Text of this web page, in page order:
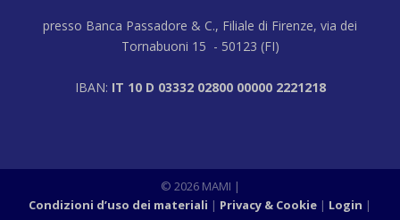
presso Banca Passadore & C., Filiale di Firenze, via dei
Tornabuoni 15 - 50123 (FI)
IBAN: IT 10 D 03332 02800 00000 2221218
© 2026 MAMI |
Condizioni d’uso dei materiali
Privacy & Cookie Login |